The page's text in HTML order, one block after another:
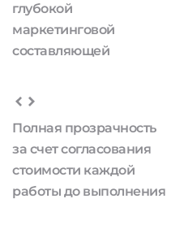
глубокой
маркетинговой
составляющей
Полная прозрачность
за счет согласования
стоимости каждой
работы до выполнения